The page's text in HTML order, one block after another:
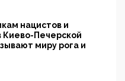
нацистов и
Киево-Печерской
миру рога и